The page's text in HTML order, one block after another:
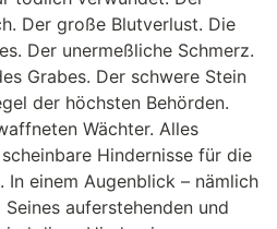
Der große Blutverlust. Die
Der unermeßliche Schmerz.
Grabes. Der schwere Stein
der höchsten Behörden.
Wächter. Alles
Hindernisse für die
einem Augenblick – nämlich
auferstehenden und